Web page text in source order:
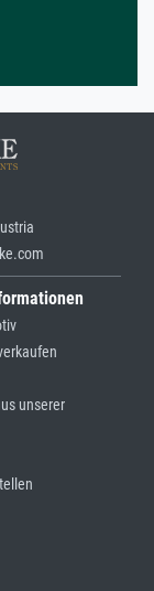
unserer